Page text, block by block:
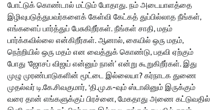
போட்டுக் கொண்டால் மட்டும் போதாது. நம் அடையாளத்தை
இழிவுபடுத்துபவர்களைக் கேள்வி கேட்கத் துப்பில்லாத நீங்கள்,
எங்களைப் பார்த்துப் பேசுகிறீர்கள். நீங்கள் சாதி, மதம்
பார்க்கவில்லை என்கிறீர்கள். ஆனால், கையில் ஒரு மதம்,
நெற்றியில் ஒரு மதம் என வைத்துக் கொண்டு, பதவி ஏற்கும்
போது ‘ஜோசப் விஜய் என்னும் நான்’ என்று கூறுகிறீர்கள். இது
முழு முரண்பாடுகளின் மூட்டை இல்லையா? கர்நாடக துணை
முதல்வர் டி.கே.சிவகுமார், ‘தி.மு.க-வும் ஸ்டாலினும் இருக்கும்
வரை தான் எங்களுக்குப் பிரச்னை, மேகதாது அணை கட்டுவதில்